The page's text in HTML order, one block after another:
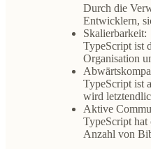
Durch die
Entwicklern,
Skalierbarkeit:
TypeScript ist
Organisation
TypeScript ist
wird
Aktive
TypeScript hat
Anzahl von